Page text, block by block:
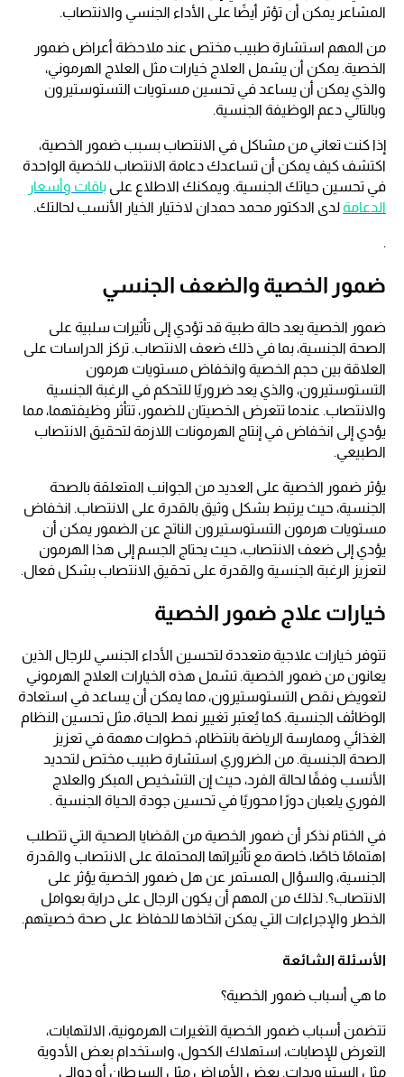
المشاعر يمكن أن تؤثر أيضًا على الأداء الجنسي والانتصاب.
من المهم استشارة طبيب مختص عند ملاحظة أعراض ضمور
الخصية. يمكن أن يشمل العلاج خيارات مثل العلاج الهرموني،
والذي يمكن أن يساعد في تحسين مستويات التستوستيرون
وبالتالي دعم الوظيفة الجنسية.
إذا كنت تعاني من مشاكل في الانتصاب بسبب ضمور الخصية،
اكتشف كيف يمكن أن تساعدك دعامة الانتصاب للخصية الواحدة
في تحسين حياتك الجنسية. ويمكنك الاطلاع على باقات وأسعار
الدعامة لدى الدكتور محمد حمدان لاختيار الخيار الأنسب لحالتك.
.
ضمور الخصية والضعف الجنسي
ضمور الخصية يعد حالة طبية قد تؤدي إلى تأثيرات سلبية على
الصحة الجنسية، بما في ذلك ضعف الانتصاب. تركز الدراسات على
العلاقة بين حجم الخصية وانخفاض مستويات هرمون
التستوستيرون، والذي يعد ضروريًا للتحكم في الرغبة الجنسية
والانتصاب. عندما تتعرض الخصيتان للضمور، تتأثر وظيفتهما، مما
يؤدي إلى انخفاض في إنتاج الهرمونات اللازمة لتحقيق الانتصاب
الطبيعي.
يؤثر ضمور الخصية على العديد من الجوانب المتعلقة بالصحة
الجنسية، حيث يرتبط بشكل وثيق بالقدرة على الانتصاب. انخفاض
مستويات هرمون التستوستيرون الناتج عن الضمور يمكن أن
يؤدي إلى ضعف الانتصاب، حيث يحتاج الجسم إلى هذا الهرمون
لتعزيز الرغبة الجنسية والقدرة على تحقيق الانتصاب بشكل فعال.
خيارات علاج ضمور الخصية
تتوفر خيارات علاجية متعددة لتحسين الأداء الجنسي للرجال الذين
يعانون من ضمور الخصية. تشمل هذه الخيارات العلاج الهرموني
لتعويض نقص التستوستيرون، مما يمكن أن يساعد في استعادة
الوظائف الجنسية. كما يُعتبر تغيير نمط الحياة، مثل تحسين النظام
الغذائي وممارسة الرياضة بانتظام، خطوات مهمة في تعزيز
الصحة الجنسية. من الضروري استشارة طبيب مختص لتحديد
الأنسب وفقًا لحالة الفرد، حيث إن التشخيص المبكر والعلاج
الفوري يلعبان دورًا محوريًا في تحسين جودة الحياة الجنسية .
في الختام نذكر أن ضمور الخصية من القضايا الصحية التي تتطلب
اهتمامًا خاصًا، خاصة مع تأثيراتها المحتملة على الانتصاب والقدرة
الجنسية، والسؤال المستمر عن هل ضمور الخصية يؤثر على
الانتصاب؟. لذلك من المهم أن يكون الرجال على دراية بعوامل
الخطر والإجراءات التي يمكن اتخاذها للحفاظ على صحة خصيتهم.
الأسئلة الشائعة
ما هي أسباب ضمور الخصية؟
تتضمن أسباب ضمور الخصية التغيرات الهرمونية، الالتهابات،
التعرض للإصابات، استهلاك الكحول، واستخدام بعض الأدوية
مثل الستيرويدات. بعض الأمراض مثل السرطان أو دوالي